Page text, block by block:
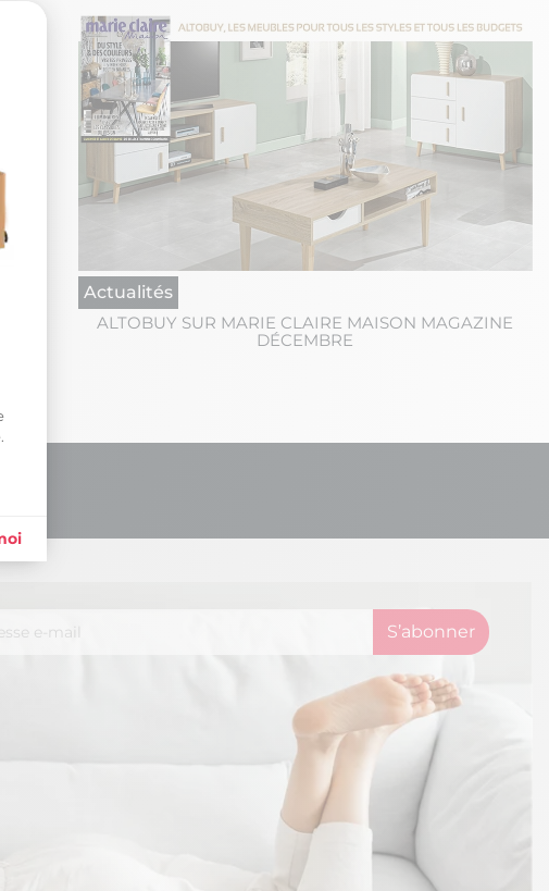
de confidentialité, en garantissant la conformité avec les
Actualités
ALTOBUY SUR MARIE CLAIRE MAISON MAGAZINE
DÉCEMBRE